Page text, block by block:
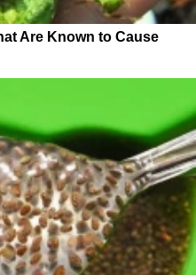
Are Known to Cause